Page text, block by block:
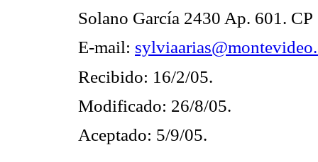
Solano García 2430 Ap. 601.
E-mail:
Recibido: 16/2/05.
Modificado: 26/8/05.
Aceptado: 5/9/05.